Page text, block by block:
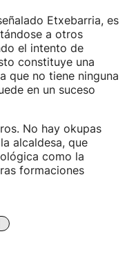
Etxebarria, es
a otros
el intento de
constituye una
que no tiene ninguna
en un suceso
No hay okupas
alcaldesa, que
como la
formaciones